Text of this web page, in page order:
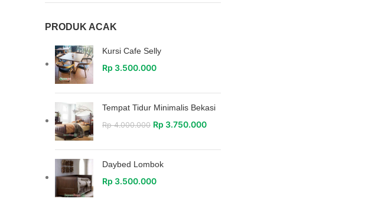
PRODUK ACAK
Kursi Cafe Selly
Rp 3.500.000
Tempat Tidur Minimalis Bekasi
Rp4.000.000 Rp 3.750.000
Daybed Lombok
Rp 3.500.000